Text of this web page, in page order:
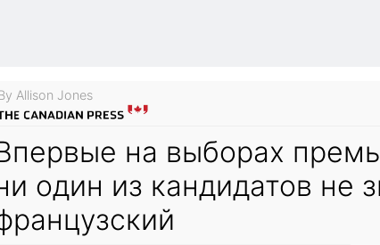
Allison Jones
на выборах
один из кандидатов не